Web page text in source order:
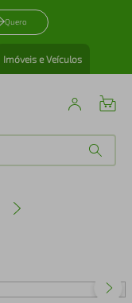
Quero
Imóveis e Veículos